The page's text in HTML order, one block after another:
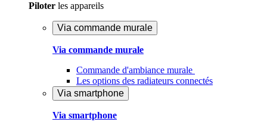
Piloter les appareils
Via commande murale
Via commande murale
Commande d'ambiance murale
Les options des radiateurs connectés
Via smartphone
Via smartphone